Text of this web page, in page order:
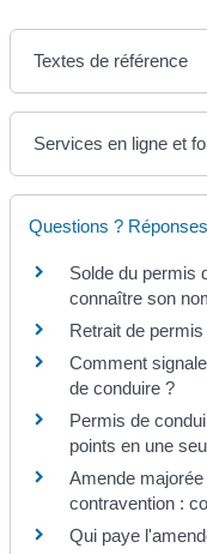
Textes de référence
Services en ligne et
Questions ?
Solde du permis
connaître son
Retrait de
Comment
de conduire ?
Permis de
points en une
Amende
contravention :
Qui paye